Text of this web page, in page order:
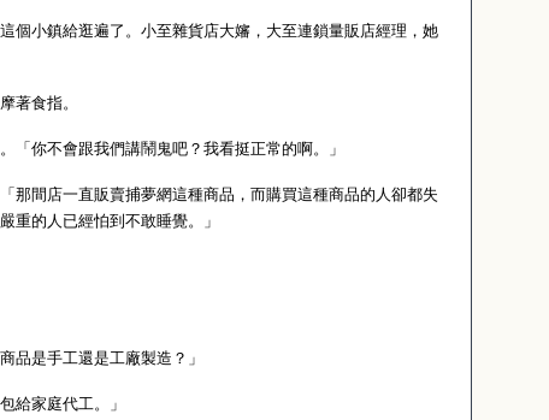
個小鎮給逛遍了。小至雜貨店大嬸，大至連鎖量販店經理，她
著食指。
「你不會跟我們講鬧鬼吧？我看挺正常的啊。」
那間店一直販賣捕夢網這種商品，而購買這種商品的人卻都失
重的人已經怕到不敢睡覺。」
品是手工還是工廠製造？」
給家庭代工。」